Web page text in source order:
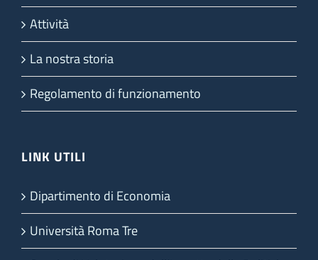
Attività
La nostra storia
Regolamento di funzionamento
LINK UTILI
Dipartimento di Economia
Università Roma Tre